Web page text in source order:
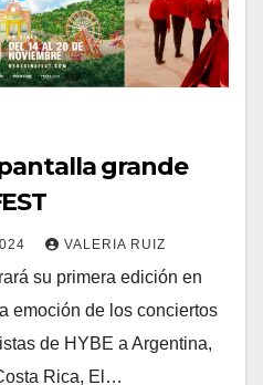
grande
VALERIA RUIZ
su primera edición en
emoción de los conciertos
de HYBE a Argentina,
Rica, El…